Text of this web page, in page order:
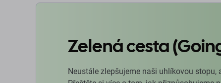
Zelená cesta
Neustále zlepšujeme naši uhlíkovou